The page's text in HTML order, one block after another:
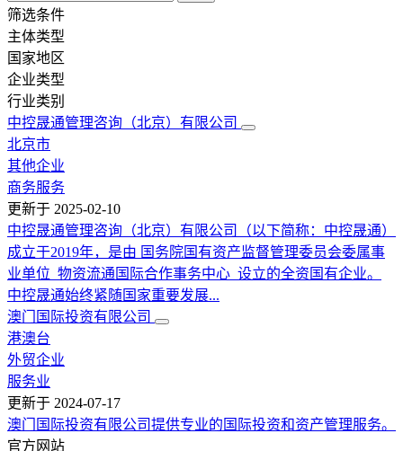
筛选条件
主体类型
国家地区
企业类型
行业类别
中控晟通管理咨询（北京）有限公司
北京市
其他企业
商务服务
更新于 2025-02-10
中控晟通管理咨询（北京）有限公司（以下简称：中控晟通）
成立于2019年，是由 国务院国有资产监督管理委员会委属事
业单位 物资流通国际合作事务中心 设立的全资国有企业。
中控晟通始终紧随国家重要发展...
澳门国际投资有限公司
港澳台
外贸企业
服务业
更新于 2024-07-17
澳门国际投资有限公司提供专业的国际投资和资产管理服务。
官方网站